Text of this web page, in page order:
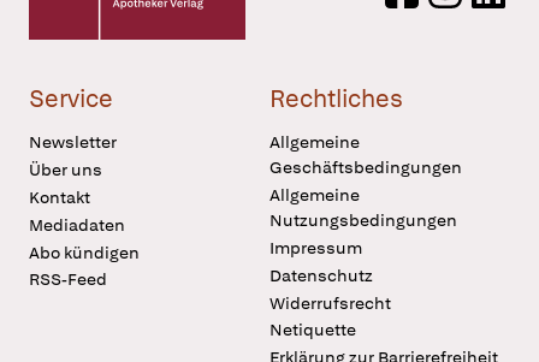
Service
Newsletter
Über uns
Kontakt
Mediadaten
Abo kündigen
RSS-Feed
Rechtliches
Allgemeine
Geschäftsbedingungen
Allgemeine
Nutzungsbedingungen
Impressum
Datenschutz
Widerrufsrecht
Netiquette
Erklärung zur Barrierefreiheit